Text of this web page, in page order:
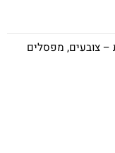
– צובעים, מפסלים